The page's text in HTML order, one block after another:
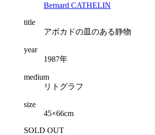
Bernard CATHELIN
title
アボカドの皿のある静物
year
1987年
medium
リトグラフ
size
45×66cm
SOLD OUT